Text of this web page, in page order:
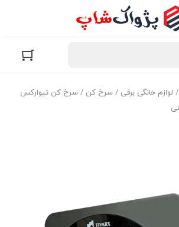
/ لوازم خانگی برقی / سرخ کن / سرخ کن تیوارکس